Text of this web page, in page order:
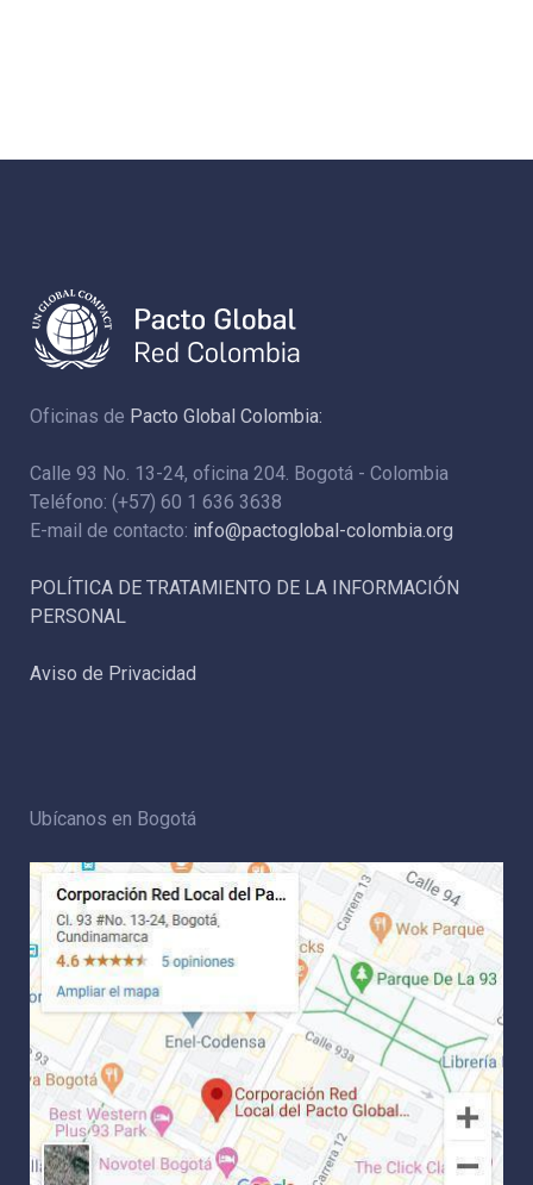
Oficinas de Pacto Global Colombia:
Calle 93 No. 13-24, oficina 204. Bogotá - Colombia
Teléfono: (+57) 60 1 636 3638
E-mail de contacto: info@pactoglobal-colombia.org
POLÍTICA DE TRATAMIENTO DE LA INFORMACIÓN
PERSONAL
Aviso de Privacidad
Ubícanos en Bogotá